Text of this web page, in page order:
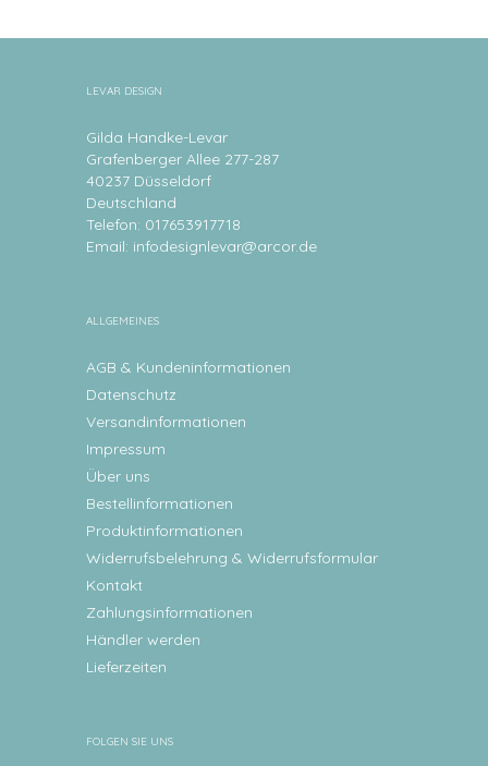
LEVAR DESIGN
Gilda Handke-Levar
Grafenberger Allee 277-287
40237 Düsseldorf
Deutschland
Telefon: 017653917718
Email: infodesignlevar@arcor.de
ALLGEMEINES
AGB & Kundeninformationen
Datenschutz
Versandinformationen
Impressum
Über uns
Bestellinformationen
Produktinformationen
Widerrufsbelehrung & Widerrufsformular
Kontakt
Zahlungsinformationen
Händler werden
Lieferzeiten
FOLGEN SIE UNS